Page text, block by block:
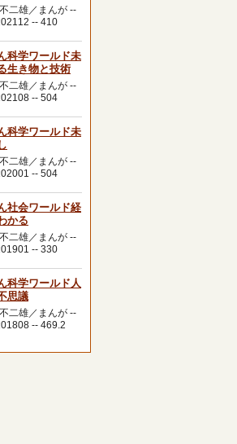
二雄／まんが --
-- 410
科学ワールド未
生き物と技術
二雄／まんが --
-- 504
科学ワールド未
二雄／まんが --
-- 504
社会ワールド経
かる
雄／まんが --
-- 330
科学ワールド人
思議
雄／まんが --
-- 469.2